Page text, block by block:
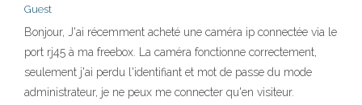
Guest
Bonjour, J'ai récemment acheté une caméra ip connectée via le
port rj45 à ma freebox. La caméra fonctionne correctement,
seulement j'ai perdu l'identifiant et mot de passe du mode
administrateur, je ne peux me connecter qu'en visiteur.